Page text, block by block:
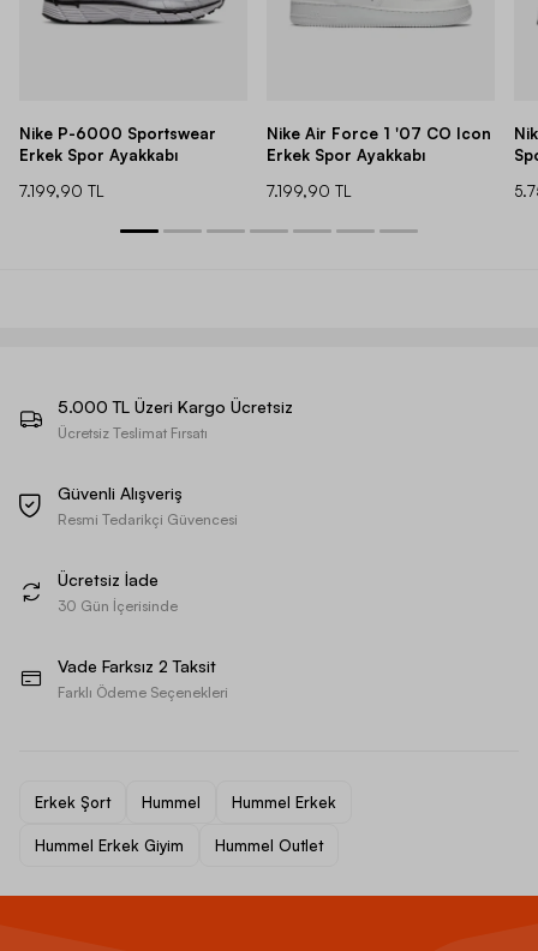
Nike P-6000 Sportswear
Erkek Spor Ayakkabı
7.199,90 TL
Nike Air Force 1 '07 CO Icon
Erkek Spor Ayakkabı
7.199,90 TL
5.000 TL Üzeri Kargo Ücretsiz
Ücretsiz Teslimat Fırsatı
Güvenli Alışveriş
Resmi Tedarikçi Güvencesi
Ücretsiz İade
30 Gün İçerisinde
Vade Farksız 2 Taksit
Farklı Ödeme Seçenekleri
Erkek Şort Hummel Hummel Erkek
Hummel Erkek Giyim Hummel Outlet